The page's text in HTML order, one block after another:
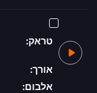
טראק:
אורך:
אלבום: